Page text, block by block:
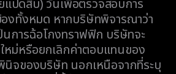
แปดสิบ) วันเพื่อตรวจสอบการ
องทั้งหมด หากบริษัทพิจารณาว่า
นการฉ้อโกงทราฟฟิก บริษัทจะ
หม่หรือยกเลิกค่าตอบแทนของ
จของบริษัท นอกเหนือจากที่ระบุ